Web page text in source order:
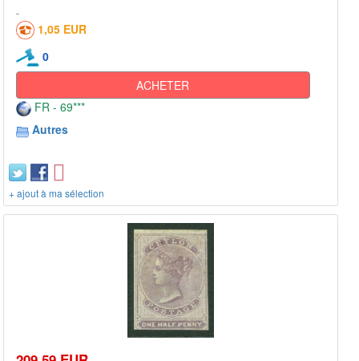
1,05 EUR
0
ACHETER
FR - 69***
Autres
+ ajout à ma sélection